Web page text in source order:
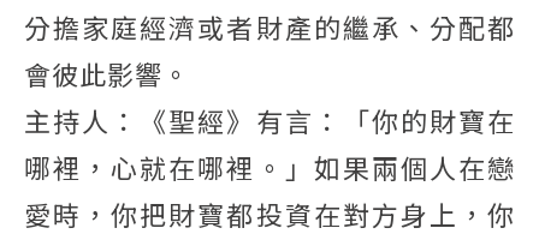
分擔家庭經濟或者財產的繼承、分配都
會彼此影響。
主持人：《聖經》有言：「你的財寶在
哪裡，心就在哪裡。」如果兩個人在戀
愛時，你把財寶都投資在對方身上，你